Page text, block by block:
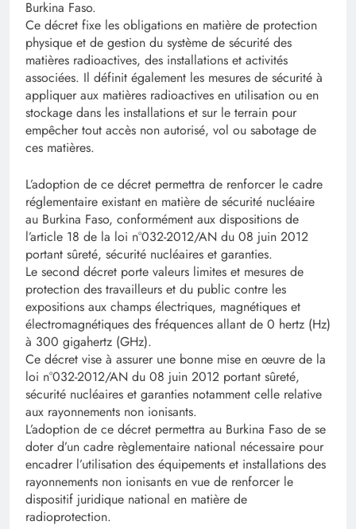
Burkina Faso.
Ce décret fixe les obligations en matière de protection
physique et de gestion du système de sécurité des
matières radioactives, des installations et activités
associées. Il définit également les mesures de sécurité à
appliquer aux matières radioactives en utilisation ou en
stockage dans les installations et sur le terrain pour
empêcher tout accès non autorisé, vol ou sabotage de
ces matières.
L’adoption de ce décret permettra de renforcer le cadre
réglementaire existant en matière de sécurité nucléaire
au Burkina Faso, conformément aux dispositions de
l’article 18 de la loi n°032-2012/AN du 08 juin 2012
portant sûreté, sécurité nucléaires et garanties.
Le second décret porte valeurs limites et mesures de
protection des travailleurs et du public contre les
expositions aux champs électriques, magnétiques et
électromagnétiques des fréquences allant de 0 hertz (Hz)
à 300 gigahertz (GHz).
Ce décret vise à assurer une bonne mise en œuvre de la
loi n°032-2012/AN du 08 juin 2012 portant sûreté,
sécurité nucléaires et garanties notamment celle relative
aux rayonnements non ionisants.
L’adoption de ce décret permettra au Burkina Faso de se
doter d’un cadre règlementaire national nécessaire pour
encadrer l’utilisation des équipements et installations des
rayonnements non ionisants en vue de renforcer le
dispositif juridique national en matière de
radioprotection.